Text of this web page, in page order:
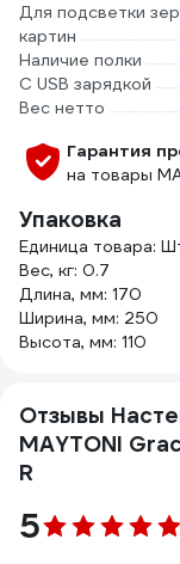
Для подсветки
картин
Наличие полки
С USB зарядкой
Вес нетто
Гарантия
на товары
Упаковка
Единица товара:
Вес, кг: 0.7
Длина, мм: 170
Ширина, мм: 250
Высота, мм: 110
Отзывы
MAYTONI
R
5